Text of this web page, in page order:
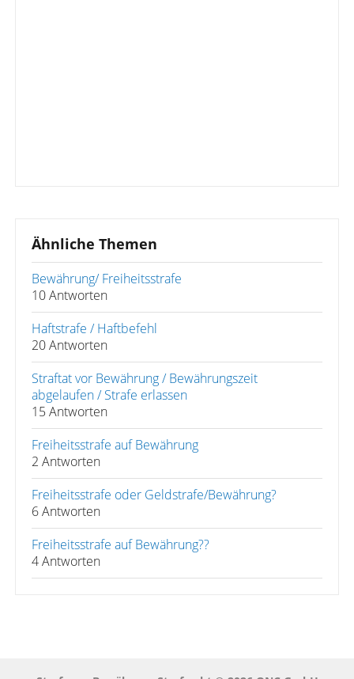
Ähnliche Themen
Bewährung/ Freiheitsstrafe
10 Antworten
Haftstrafe / Haftbefehl
20 Antworten
Straftat vor Bewährung / Bewährungszeit
abgelaufen / Strafe erlassen
15 Antworten
Freiheitsstrafe auf Bewährung
2 Antworten
Freiheitsstrafe oder Geldstrafe/Bewährung?
6 Antworten
Freiheitsstrafe auf Bewährung??
4 Antworten